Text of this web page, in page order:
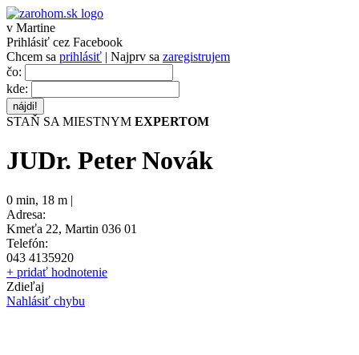
v Martine
Prihlásiť cez Facebook
Chcem sa prihlásiť | Najprv sa zaregistrujem
čo:
kde:
STAŇ SA MIESTNYM EXPERTOM
JUDr. Peter Novák
0 min, 18 m |
Adresa:
Kmeťa 22, Martin 036 01
Telefón:
043 4135920
+ pridať hodnotenie
Zdieľaj
Nahlásiť chybu